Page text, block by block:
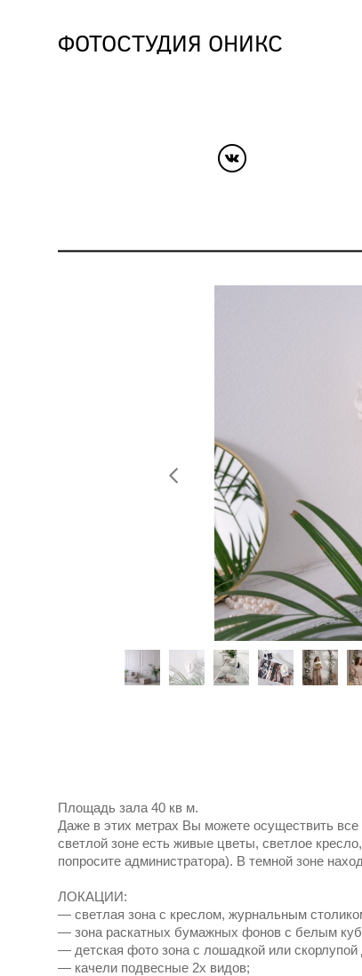
ФОТОСТУДИЯ ОНИКС
ФОТОСТУДИЯ ОНИКС
Площадь зала 40 кв м.
Даже в этих метрах Вы можете осуществить
светлой зоне есть живые цветы, светлое
попросите администратора). В темной зоне
ЛОКАЦИИ:
— светлая зона с креслом, журнальным
— зона раскатных бумажных фонов с белым
— детская фото зона с лошадкой или скорлупой
— качели подвесные 2х видов;